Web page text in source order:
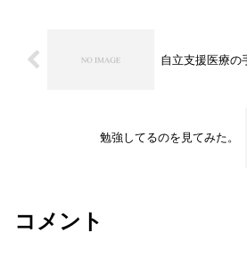
自立支援医療の
勉強してるのを見てみた。
コメント